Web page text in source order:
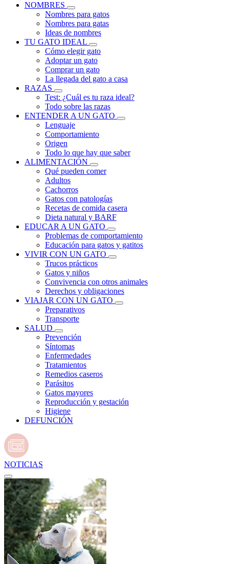
NOMBRES
Nombres para gatos
Nombres para gatas
Ideas de nombres
TU GATO IDEAL
Cómo elegir gato
Adoptar un gato
Comprar un gato
La llegada del gato a casa
RAZAS
Test: ¿Cuál es tu raza ideal?
Todo sobre las razas
ENTENDER A UN GATO
Lenguaje
Comportamiento
Origen
Todo lo que hay que saber
ALIMENTACIÓN
Qué pueden comer
Adultos
Cachorros
Gatos con patologías
Recetas de comida casera
Dieta natural y BARF
EDUCAR A UN GATO
Problemas de comportamiento
Educación para gatos y gatitos
VIVIR CON UN GATO
Trucos prácticos
Gatos y niños
Convivencia con otros animales
Derechos y obligaciones
VIAJAR CON UN GATO
Preparativos
Transporte
SALUD
Prevención
Síntomas
Enfermedades
Tratamientos
Remedios caseros
Parásitos
Gatos mayores
Reproducción y gestación
Higiene
DEFUNCIÓN
NOTICIAS